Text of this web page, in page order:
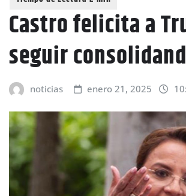
Castro felicita a
seguir
noticias enero 21, 2025